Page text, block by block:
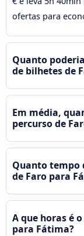
ofertas para
Quanto
de bilhetes de
Em média,
percurso de
Quanto tempo
de Faro para
A que horas é
para Fátima?